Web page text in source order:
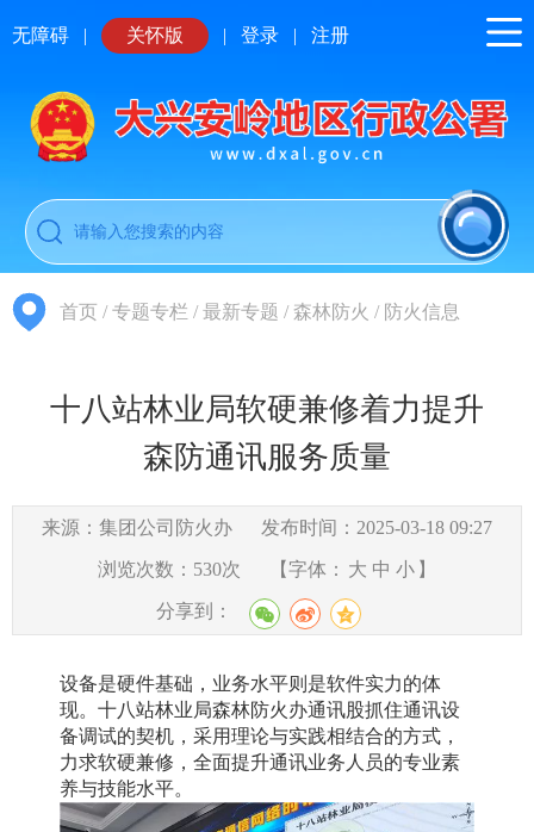
无障碍 | 关怀版 | 登录 | 注册
首页 /专题专栏 /最新专题 / 森林防火 / 防火信息
十八站林业局软硬兼修着力提升
森防通讯服务质量
来源：集团公司防火办 发布时间：2025-03-18 09:27
浏览次数： 530次 【字体： 大 中 小 】
分享到：
设备是硬件基础，业务水平则是软件实力的体
现。十八站林业局森林防火办通讯股抓住通讯设
备调试的契机，采用理论与实践相结合的方式，
力求软硬兼修，全面提升通讯业务人员的专业素
养与技能水平。